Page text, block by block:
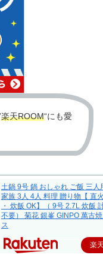
楽天ROOM“にも愛
土鍋 9号 鍋 おしゃれ ご飯 三人
家族 3人 4人 料理 贈り物【 直
・ 炊飯 OK】（ 9号 2.7L 炊飯
不要） 菊花 銀峯 GINPO 萬古
ス
楽